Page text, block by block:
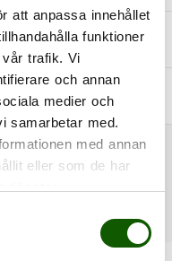
att anpassa innehållet
funktioner
trafik. Vi
och annan
medier och
samarbetar med.
med annan
eller som de har